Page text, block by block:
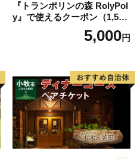
『トランポリンの森 RolyPol
y』で使えるクーポン（1,500
5,000円